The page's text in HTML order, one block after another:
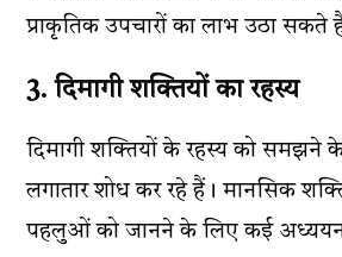
प्राकृतिक उपचारों का लाभ उठा सकते
3. दिमागी शक्तियों का रहस्य
दिमागी शक्तियों के रहस्य को समझने
लगातार शोध कर रहे हैं। मानसिक
पहलुओं को जानने के लिए कई